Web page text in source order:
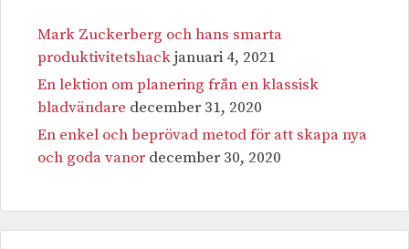
Mark Zuckerberg och hans smarta
produktivitetshackjanuari 4, 2021
En lektion om planering från en klassisk
bladvändare december 31, 2020
En enkel och beprövad metod för att skapa nya
och goda vanor december 30, 2020